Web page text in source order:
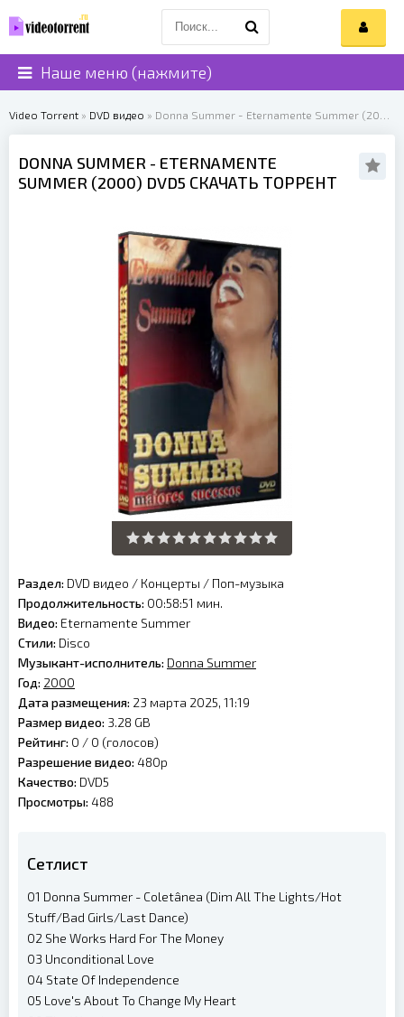
Наше меню (нажмите)
Video Torrent » DVD видео » Donna Summer - Eternamente Summer (2000)
DONNA SUMMER - ETERNAMENTE
SUMMER (2000) DVD5 СКАЧАТЬ ТОРРЕНТ
Раздел: DVD видео / Концерты / Поп-музыка
Продолжительность: 00:58:51 мин.
Видео: Eternamente Summer
Стили: Disco
Музыкант-исполнитель: Donna Summer
Год: 2000
Дата размещения: 23 марта 2025, 11:19
Размер видео: 3.28 GB
Рейтинг: 0 / 0 (голосов)
Разрешение видео: 480p
Качество: DVD5
Просмотры: 488
Сетлист
01 Donna Summer - Coletânea (Dim All The Lights/Hot
Stuff/Bad Girls/Last Dance)
02 She Works Hard For The Money
03 Unconditional Love
04 State Of Independence
05 Love's About To Change My Heart